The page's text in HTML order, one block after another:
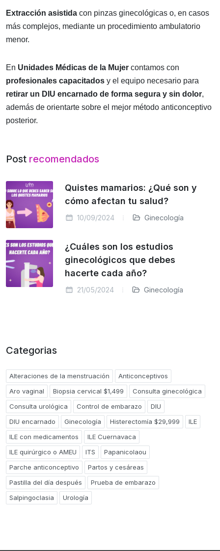
Extracción asistida con pinzas ginecológicas o, en casos
más complejos, mediante un procedimiento ambulatorio
menor.
En Unidades Médicas de la Mujer contamos con
profesionales capacitados y el equipo necesario para
retirar un DIU encarnado de forma segura y sin dolor,
además de orientarte sobre el mejor método anticonceptivo
posterior.
Post recomendados
Quistes mamarios: ¿Qué son y
cómo afectan tu salud?
10/09/2024 Ginecología
¿Cuáles son los estudios
ginecológicos que debes
hacerte cada año?
21/05/2024 Ginecología
Categorias
Alteraciones de la menstruación
Anticonceptivos
Aro vaginal
Biopsia cervical $1,499
Consulta ginecológica
Consulta urológica
Control de embarazo
DIU
DIU encarnado
Ginecología Histerectomía $29,999
ILE
ILE con medicamentos
ILE Cuernavaca
ILE quirúrgico o AMEU
ITS
Papanicolaou
Parche anticonceptivo
Partos y cesáreas
Pastilla del día después
Prueba de embarazo
Salpingoclasia
Urología